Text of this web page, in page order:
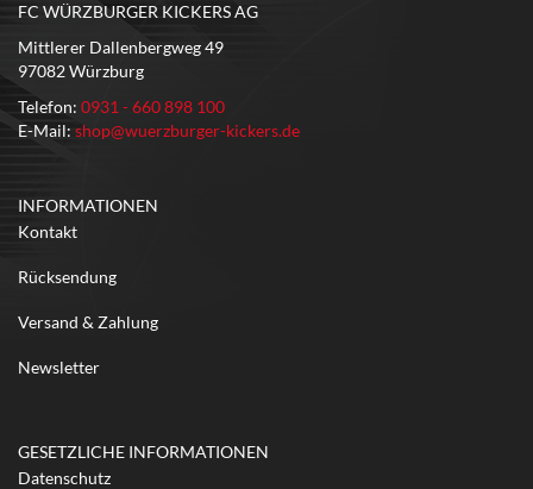
FC WÜRZBURGER KICKERS AG
Mittlerer Dallenbergweg 49
97082 Würzburg
Telefon: 0931 - 660 898 100
E-Mail: shop@wuerzburger-kickers.de
INFORMATIONEN
Kontakt
Rücksendung
Versand & Zahlung
Newsletter
GESETZLICHE INFORMATIONEN
Datenschutz